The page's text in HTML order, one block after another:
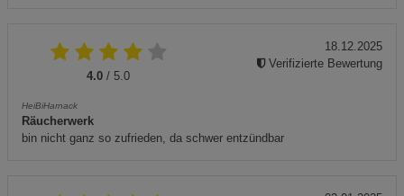
4.0 / 5.0
HeiBiHarnack
Räucherwerk
bin nicht ganz so zufrieden, da schwer entzündbar
18.12.2025
Verifizierte Bewertung